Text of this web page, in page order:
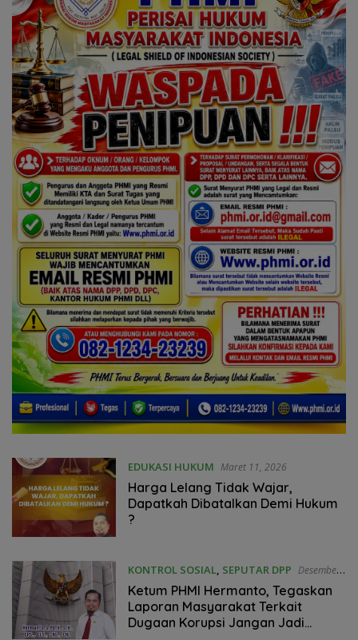
EDUKASI HUKUM Maret 11, 2026
Harga Lelang Tidak Wajar,
Dapatkah Dibatalkan Demi Hukum
?
KONTROL SOSIAL, SEPUTAR DPP Desember
1, 2025
Ketum PHMI Hermanto, Tegaskan
Laporan Masyarakat Terkait
Dugaan Korupsi Jangan Jadi